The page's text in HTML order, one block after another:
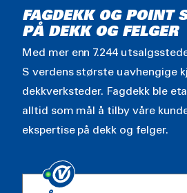
FAGDEKK OG POINT
PÅ DEKK OG FELGER
Med mer enn 7.244
S verdens største uavhengige
dekkverksteder. Fagdekk ble
alltid som mål å tilby våre
ekspertise på dekk og felger.